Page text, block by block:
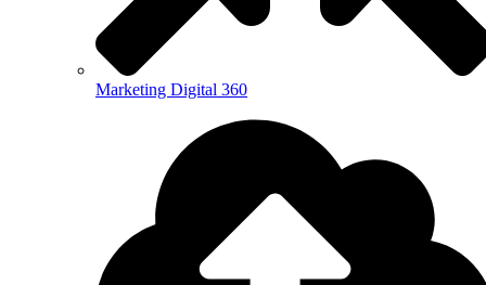
Marketing Digital 360